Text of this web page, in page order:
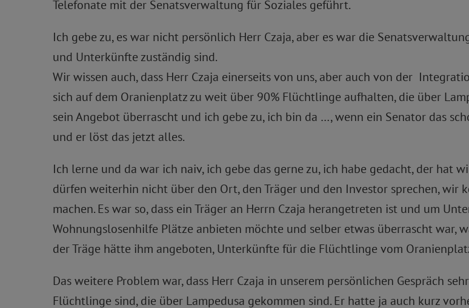
Telefonate mit der Senatsverwaltung für Soziales geführt.
Ich gebe zu, es war nicht persönlich Herr Czaja, aber es war die
und Unterkünfte zuständig sind.
Wir wissen auch, dass Herr Czaja einerseits von uns, aber auch von der
sich auf dem Oranienplatz zu weit über 90% Flüchtlinge aufhalten, die über
sein Angebot überrascht und ich gebe zu, ich bin da …, wenn ein Senator das
und er löst das jetzt alles.
Ich lerne und da war ich naiv, ich gebe das gerne zu, ich habe gedacht, der hat
dürfen weiterhin nicht über den Ort, den Träger und den Investor sprechen,
machen. Es war so, dass ein Träger an Herrn Czaja herangetreten ist und um
Wohnungslosenhilfe Plätze anbieten möchte und selber etwas überrascht war,
der Träge hätte ihm angeboten, Unterkünfte für die Flüchtlinge vom
Das weitere Problem war, dass Herr Czaja in unserem persönlichen Gespräch
Flüchtlinge sind, die über Lampedusa gekommen sind. Er hatte ja auch kurz